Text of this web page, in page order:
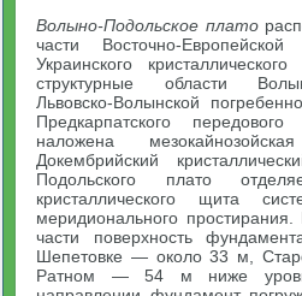
Волыно-Подольское плато
части Восточно-
Украинского
структурные области
Львовско-Волынской
Предкарпатского
наложена
Докембрийский
Подольского плато
кристаллического щита
меридионального
части поверхность
Шепетовке — около 33 м,
Ратном — 54 м ниже